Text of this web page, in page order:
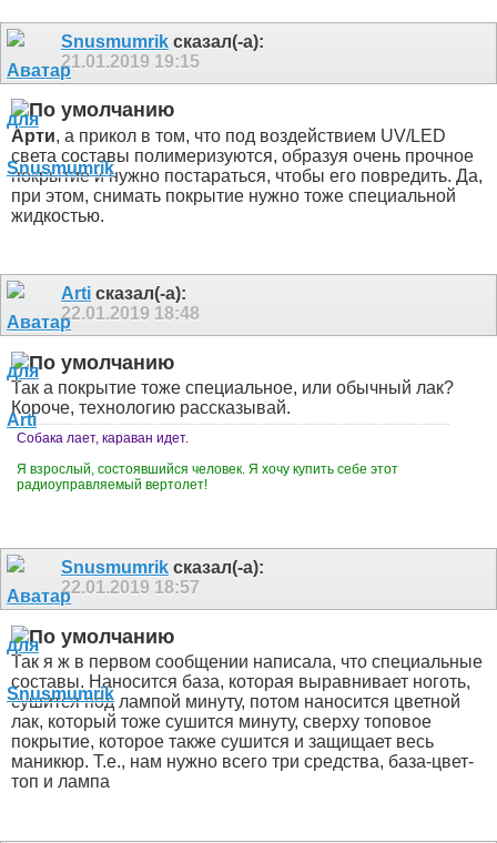
Snusmumrik сказал(-а):
21.01.2019 19:15
Арти, а прикол в том, что под воздействием UV/LED
света составы полимеризуются, образуя очень прочное
покрытие и нужно постараться, чтобы его повредить. Да,
при этом, снимать покрытие нужно тоже специальной
жидкостью.
Arti сказал(-а):
22.01.2019 18:48
Так а покрытие тоже специальное, или обычный лак?
Короче, технологию рассказывай.
Собака лает, караван идет.
Я взрослый, состоявшийся человек. Я хочу купить себе этот
радиоуправляемый вертолет!
Snusmumrik сказал(-а):
22.01.2019 18:57
Так я ж в первом сообщении написала, что специальные
составы. Наносится база, которая выравнивает ноготь,
сушится под лампой минуту, потом наносится цветной
лак, который тоже сушится минуту, сверху топовое
покрытие, которое также сушится и защищает весь
маникюр. Т.е., нам нужно всего три средства, база-цвет-
топ и лампа